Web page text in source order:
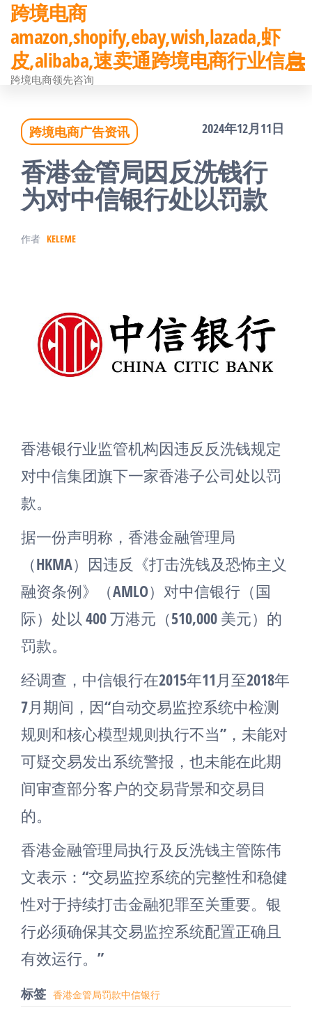
前
往
内
跨境电商
amazon,shopify,ebay,wish,lazada,虾
皮,alibaba,速卖通跨境电商行业信息
跨境电商领先咨询
跨境电商广告资讯 2024年12月11日
香港金管局因反洗钱行
为对中信银行处以罚款
作者 KELEME
香港银行业监管机构因违反反洗钱规定
对中信集团旗下一家香港子公司处以罚
款。
据一份声明称，香港金融管理局
（HKMA）因违反《打击洗钱及恐怖主义
融资条例》（AMLO）对中信银行（国
际）处以 400 万港元（510,000 美元）的
罚款。
经调查，中信银行在2015年11月至2018年
7月期间，因“自动交易监控系统中检测
规则和核心模型规则执行不当”，未能对
可疑交易发出系统警报，也未能在此期
间审查部分客户的交易背景和交易目
的。
香港金融管理局执行及反洗钱主管陈伟
文表示：“交易监控系统的完整性和稳健
性对于持续打击金融犯罪至关重要。银
行必须确保其交易监控系统配置正确且
有效运行。”
标签 香港金管局罚款中信银行